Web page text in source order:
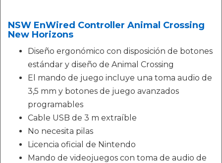
NSW EnWired Controller Animal Crossing
New Horizons
Diseño ergonómico con disposición de botones
estándar y diseño de Animal Crossing
El mando de juego incluye una toma audio de
3,5 mm y botones de juego avanzados
programables
Cable USB de 3 m extraíble
No necesita pilas
Licencia oficial de Nintendo
Mando de videojuegos con toma de audio de